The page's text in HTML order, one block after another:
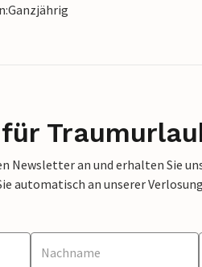
Newsletter an und erhalten Sie
automatisch an unserer